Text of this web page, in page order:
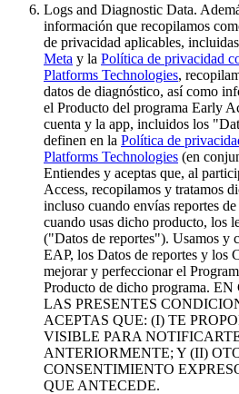
Logs and Diagnostic Data.
información que recopilamos
de privacidad aplicables,
Meta y la Política de privacidad
Platforms Technologies,
datos de diagnóstico, así como
el Producto del programa Early
cuenta y la app, incluidos los
definen en la Política de
Platforms Technologies (en
Entiendes y aceptas que, al
Access, recopilamos y tratamos
incluso cuando envías reportes
cuando usas dicho producto, los
("Datos de reportes"). Usamos y
EAP, los Datos de reportes y los
mejorar y perfeccionar el
Producto de dicho programa.
LAS PRESENTES
ACEPTAS QUE: (I) TE
VISIBLE PARA
ANTERIORMENTE; Y (II)
CONSENTIMIENTO
QUE ANTECEDE.